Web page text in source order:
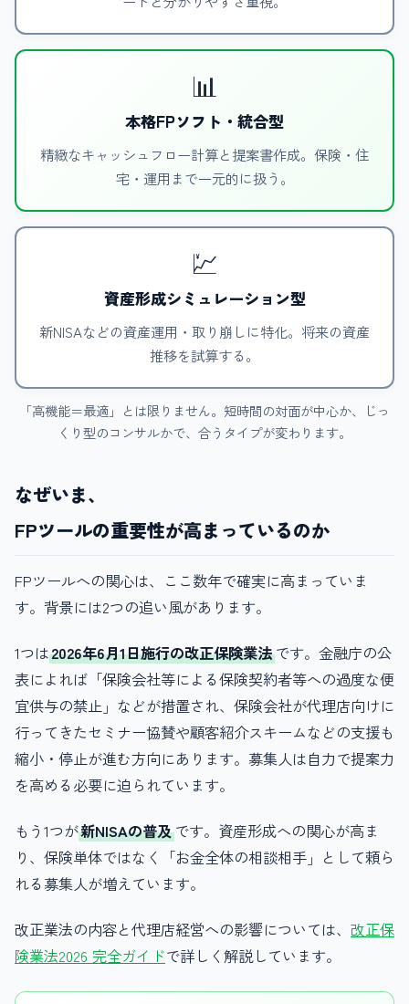
📊
本格FPソフト・統合型
精緻なキャッシュフロー計算と提案書作成。保険・住
宅・運用まで一元的に扱う。
💹
資産形成シミュレーション型
新NISAなどの資産運用・取り崩しに特化。将来の資産
推移を試算する。
「高機能＝最適」とは限りません。短時間の対面が中心か、じっ
くり型のコンサルかで、合うタイプが変わります。
なぜいま、
FPツールの重要性が高まっているのか
FPツールへの関心は、ここ数年で確実に高まっていま
す。背景には2つの追い風があります。
1つは2026年6月1日施行の改正保険業法です。金融庁の公
表によれば「保険会社等による保険契約者等への過度な便
宜供与の禁止」などが措置され、保険会社が代理店向けに
行ってきたセミナー協賛や顧客紹介スキームなどの支援も
縮小・停止が進む方向にあります。募集人は自力で提案力
を高める必要に迫られています。
もう1つが新NISAの普及です。資産形成への関心が高ま
り、保険単体ではなく「お金全体の相談相手」として頼ら
れる募集人が増えています。
改正業法の内容と代理店経営への影響については、 改正保
険業法2026 完全ガイドで詳しく解説しています。